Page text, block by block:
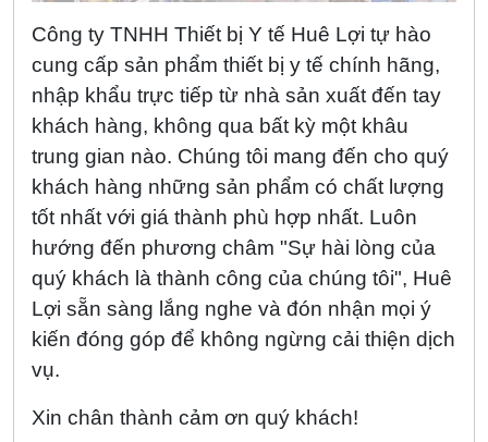
Công ty TNHH Thiết bị Y tế Huê Lợi tự hào
cung cấp sản phẩm thiết bị y tế chính hãng,
nhập khẩu trực tiếp từ nhà sản xuất đến tay
khách hàng, không qua bất kỳ một khâu
trung gian nào. Chúng tôi mang đến cho quý
khách hàng những sản phẩm có chất lượng
tốt nhất với giá thành phù hợp nhất. Luôn
hướng đến phương châm "Sự hài lòng của
quý khách là thành công của chúng tôi", Huê
Lợi sẵn sàng lắng nghe và đón nhận mọi ý
kiến đóng góp để không ngừng cải thiện dịch
vụ.
Xin chân thành cảm ơn quý khách!